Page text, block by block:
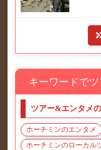
キーワードで
ツアー&エンタメ
ホーチミンのエンタメ
ホーチミンのローカル